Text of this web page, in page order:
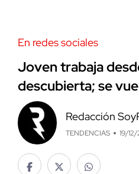
En redes sociales
Joven trabaja
descubierta; se
Redacción
TENDENCIAS 19/